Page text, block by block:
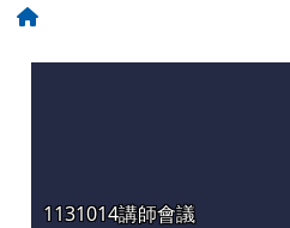
回首頁
1131014講師會議